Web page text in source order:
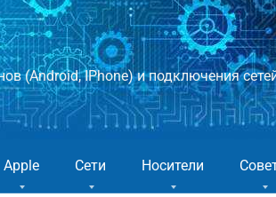
(Android, IPhone) и подключения
Apple Сети Носители